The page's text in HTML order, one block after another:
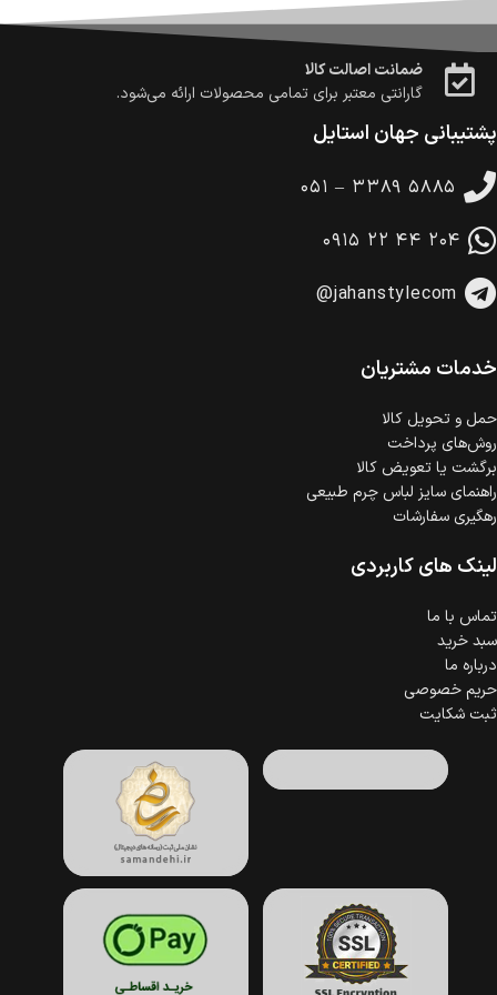
خرید اقساطی با شرایط آسان و بدون ضامن امکان‌پذیر
است.
ضمانت اصالت کالا
گارانتی معتبر برای تمامی محصولات ارائه می‌شود.
پشتیبانی جهان استایل
۰۵۱ – ۳۳۸۹ ۵۸۸۵
۰۹۱۵ ۲۲ ۴۴ ۲۰۴
@jahanstylecom
خدمات مشتریان
حمل‌ و تحویل کالا
روش‌های پرداخت
برگشت یا تعویض کالا
راهنمای سایز لباس چرم طبیعی
رهگیری سفارشات
لینک های کاربردی
تماس با ما
سبد خرید
درباره ما
حریم خصوصی
ثبت شکایت